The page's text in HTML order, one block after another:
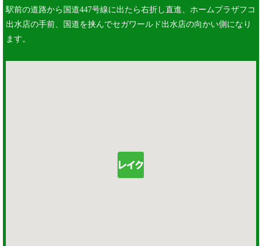
駅前の道路から国道447号線に出たら右折し直進、ホームプラザフコ
出水店の手前、国道を挟んでセガワールド出水店の向かい側になり
ます。